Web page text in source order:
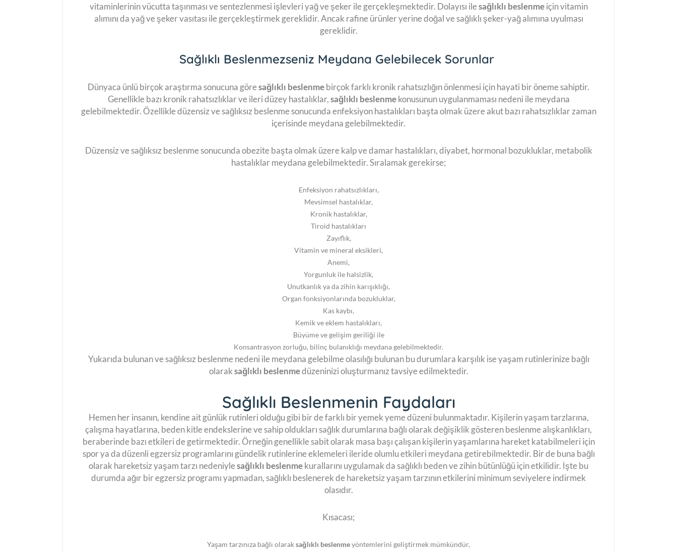
vitaminlerinin vücutta taşınması ve sentezlenmesi işlevleri yağ ve şeker ile gerçekleşmektedir. Dolayısı ilesağlıklı beslenmeiçin vitamin
alımını da yağ ve şeker vasıtası ile gerçekleştirmek gereklidir. Ancak rafine ürünler yerine doğal ve sağlıklı şeker-yağ alımına uyulması
gereklidir.
Sağlıklı Beslenmezseniz Meydana Gelebilecek Sorunlar
Dünyaca ünlü birçok araştırma sonucuna göresağlıklı beslenmebirçok farklı kronik rahatsızlığın önlenmesi için hayati bir öneme sahiptir.
Genellikle bazı kronik rahatsızlıklar ve ileri düzey hastalıklar,sağlıklı beslenmekonusunun uygulanmaması nedeni ile meydana
gelebilmektedir. Özellikle düzensiz ve sağlıksız beslenme sonucunda enfeksiyon hastalıkları başta olmak üzere akut bazı rahatsızlıklar zaman
içerisinde meydana gelebilmektedir.
Düzensiz ve sağlıksız beslenme sonucunda obezite başta olmak üzere kalp ve damar hastalıkları, diyabet, hormonal bozukluklar, metabolik
hastalıklar meydana gelebilmektedir. Sıralamak gerekirse;
Enfeksiyon rahatsızlıkları,
Mevsimsel hastalıklar,
Kronik hastalıklar,
Tiroid hastalıkları
Zayıflık,
Vitamin ve mineral eksikleri,
Anemi,
Yorgunluk ile halsizlik,
Unutkanlık ya da zihin karışıklığı,
Organ fonksiyonlarında bozukluklar,
Kas kaybı,
Kemik ve eklem hastalıkları,
Büyüme ve gelişim geriliği ile
Konsantrasyon zorluğu, bilinç bulanıklığı meydana gelebilmektedir.
Yukarıda bulunan ve sağlıksız beslenme nedeni ile meydana gelebilme olasılığı bulunan bu durumlara karşılık ise yaşam rutinlerinize bağlı
olaraksağlıklı beslenmedüzeninizi oluşturmanız tavsiye edilmektedir.
Sağlıklı Beslenmenin Faydaları
Hemen her insanın, kendine ait günlük rutinleri olduğu gibi bir de farklı bir yemek yeme düzeni bulunmaktadır. Kişilerin yaşam tarzlarına,
çalışma hayatlarına, beden kitle endekslerine ve sahip oldukları sağlık durumlarına bağlı olarak değişiklik gösteren beslenme alışkanlıkları,
beraberinde bazı etkileri de getirmektedir. Örneğin genellikle sabit olarak masa başı çalışan kişilerin yaşamlarına hareket katabilmeleri için
spor ya da düzenli egzersiz programlarını gündelik rutinlerine eklemeleri ileride olumlu etkileri meydana getirebilmektedir. Bir de buna bağlı
olarak hareketsiz yaşam tarzı nedeniylesağlıklı beslenmekurallarını uygulamak da sağlıklı beden ve zihin bütünlüğü için etkilidir. İşte bu
durumda ağır bir egzersiz programı yapmadan, sağlıklı beslenerek de hareketsiz yaşam tarzının etkilerini minimum seviyelere indirmek
olasıdır.
Kısacası;
Yaşam tarzınıza bağlı olaraksağlıklı beslenmeyöntemlerini geliştirmek mümkündür,